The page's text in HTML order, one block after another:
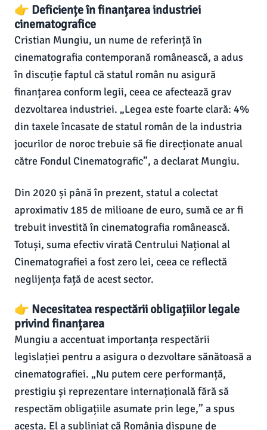
👉 Deficiențe în finanțarea industriei
cinematografice
Cristian Mungiu, un nume de referință în
cinematografia contemporană românească, a adus
în discuție faptul că statul român nu asigură
finanțarea conform legii, ceea ce afectează grav
dezvoltarea industriei. „Legea este foarte clară: 4%
din taxele încasate de statul român de la industria
jocurilor de noroc trebuie să fie direcționate anual
către Fondul Cinematografic”, a declarat Mungiu.
Din 2020 și până în prezent, statul a colectat
aproximativ 185 de milioane de euro, sumă ce ar fi
trebuit investită în cinematografia românească.
Totuși, suma efectiv virată Centrului Național al
Cinematografiei a fost zero lei, ceea ce reflectă
neglijența față de acest sector.
👉 Necesitatea respectării obligațiilor legale
privind finanțarea
Mungiu a accentuat importanța respectării
legislației pentru a asigura o dezvoltare sănătoasă a
cinematografiei. „Nu putem cere performanță,
prestigiu și reprezentare internațională fără să
respectăm obligațiile asumate prin lege,” a spus
acesta. El a subliniat că România dispune de